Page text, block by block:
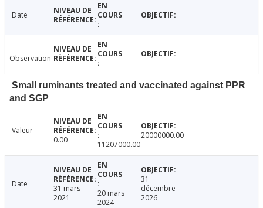
Date
Observation
Small ruminants treated and vaccinated against PPR
and SGP
Valeur
0.00
11207000.00
20000000.00
Date
31 mars
2021
20 mars
2024
31
décembre
2026